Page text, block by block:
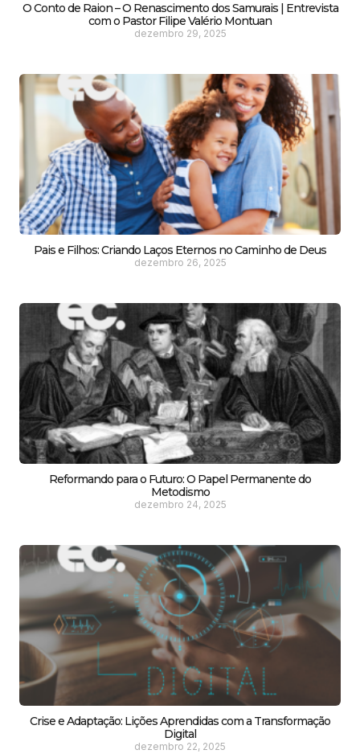
O Conto de Raion – O Renascimento dos Samurais | Entrevista
com o Pastor Filipe Valério Montuan
dezembro 29, 2025
Pais e Filhos: Criando Laços Eternos no Caminho de Deus
dezembro 26, 2025
Reformando para o Futuro: O Papel Permanente do
Metodismo
dezembro 24, 2025
Crise e Adaptação: Lições Aprendidas com a Transformação
Digital
dezembro 22, 2025